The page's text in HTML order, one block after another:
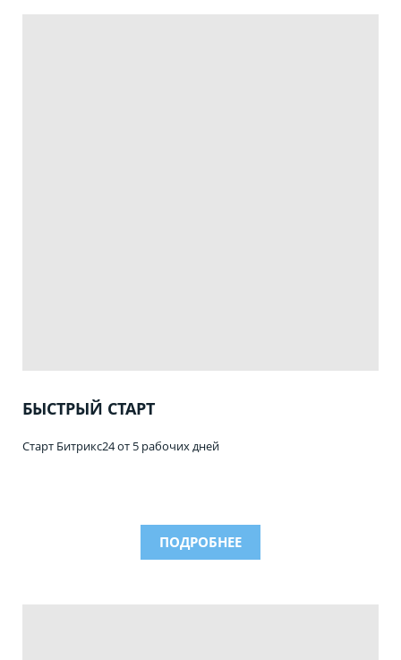
БЫСТРЫЙ СТАРТ
Старт Битрикс24 от 5 рабочих дней
ПОДРОБНЕЕ